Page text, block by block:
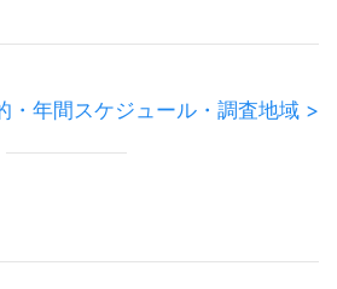
・年間スケジュール・調査地域 >